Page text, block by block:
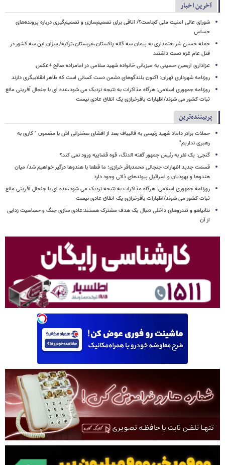
آخرین اخبار
شورای عالی امنیت ملی کجاست؟/ اتاقی برای تصمیم‌سازی و تصمیم‌گیری درباره پرونده‌های
حساس
حمله حسین شریعتمداری به پیمان سه گانه پاکستان،عربستان،ترکیه/ سزان این سه کشور در
قتل عام غزه دست داشتند
عزاداری اربعین حسینی به میزبانی خانواده شهید سلامی در امامزاده صالح +عکس
روزنامه شهرداری تهران: اکنون بلندگوهای دشمن دست کسانی است که ظاهر انقلابیگری دارند
روزنامه جمهوری اسلامی: هرگاه مذاکرات به نتیجه نزدیک می شود،عده ای با جنجال آفرینی مانع
ثبات کشور می شوند/اظهارات باقرخرازی یک اتفاق عادی نیست
پربیننده‌ترین
حملات برادر داماد شهید رئیسی به قالیباف بعد از افشای سخنرانی اش با مضمون " کاری به
رهبری نداریم"
گنجی: یک نفر به رئیس جمهور گفته الدنگ، قوه قضاییه ورود نمی کند؟
قسمت جدید اظهارات جنجالی محمدباقر خرازی؛ ما قطعا با هندوها درگیر خواهیم شد/ میان
هندوها و یهودیان و اسرائیل پیوندهای ذاتی وجود دارد
روزنامه جمهوری اسلامی: هرگاه مذاکرات به نتیجه نزدیک می شود،عده ای با جنجال آفرینی مانع
ثبات کشور می شوند/اظهارات باقرخرازی یک اتفاق عادی نیست
نتانیاهو و تندروهای داخلی دنبال یک هدف مشترک هستند:عادی سازی جنگ و حساسیت زدایی
از آن